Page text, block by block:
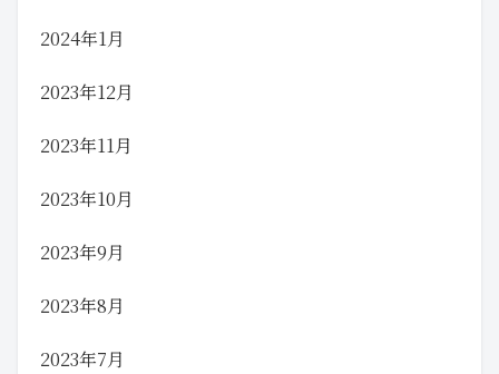
2024年1月
2023年12月
2023年11月
2023年10月
2023年9月
2023年8月
2023年7月